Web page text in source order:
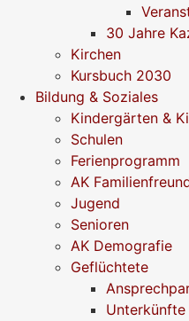
30 Jahre
Kirchen
Kursbuch 2030
Bildung & Soziales
Kindergärten &
Schulen
Ferienprogramm
AK
Jugend
Senioren
AK Demografie
Geflüchtete
Unterkünfte